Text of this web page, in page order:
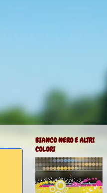
BIANCO NERO E ALTRI
COLORI